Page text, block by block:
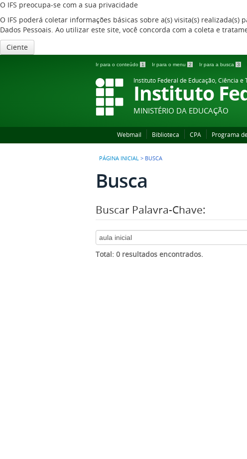
O IFS preocupa-se com a sua privacidade
O IFS poderá coletar informações básicas sobre a(s) visita(s)
Dados Pessoais. Ao utilizar este site, você concorda com a coleta e
Ciente
Ir para o conteúdo 1 Ir para o menu 2 Ir para a busca 3
Instituto Federal de Educação, Ciência e
Instituto
MINISTÉRIO DA EDUCAÇÃO
Webmail Biblioteca CPA Programa
PÁGINA INICIAL > BUSCA
Busca
Buscar Palavra-Chave:
Total: 0 resultados encontrados.